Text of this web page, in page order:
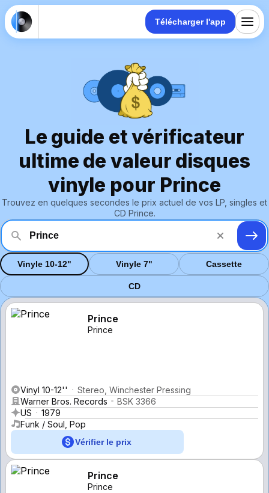
Télécharger l'app
Le guide et vérificateur
ultime de valeur disques
vinyle pour Prince
Trouvez en quelques secondes le prix actuel de vos LP, singles et
CD Prince.
Vinyle 10-12" Vinyle 7" Cassette
CD
Prince
Prince
Vinyl 10-12''
Stereo, Winchester Pressing
Warner Bros. Records
BSK 3366
US
1979
Funk / Soul, Pop
Vérifier le prix
Prince
Prince